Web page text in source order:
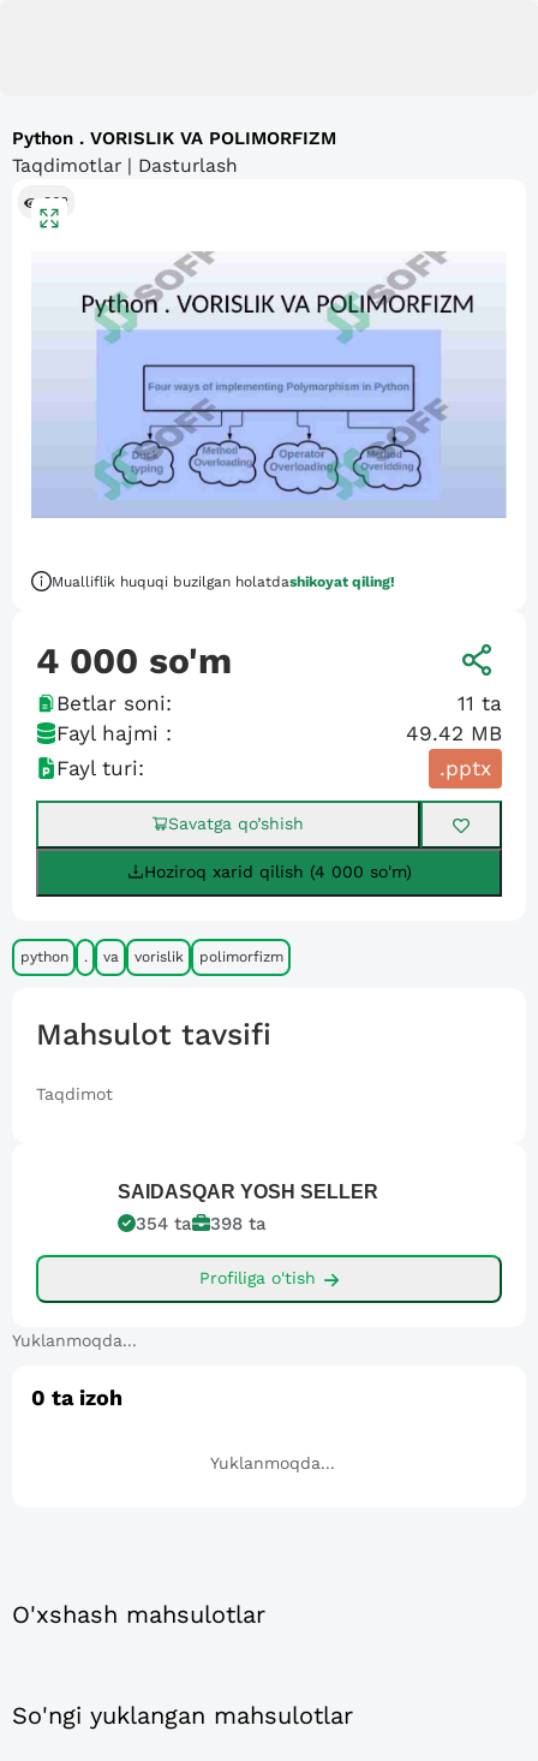
Python . VORISLIK VA POLIMORFIZM
Taqdimotlar | Dasturlash
363
Mualliflik huquqi buzilgan holatdashikoyat qiling!
4 000 so'm
Betlar soni: 11 ta
Fayl hajmi :
49.42 MB
Fayl turi:
.pptx
Savatga qo’shish
Hoziroq xarid qilish (4 000 so'm)
python . va vorislik polimorfizm
Mahsulot tavsifi
Taqdimot
SAIDASQAR YOSH SELLER
354 ta 398 ta
Profiliga o'tish
Yuklanmoqda...
0 ta izoh
Yuklanmoqda...
O'xshash mahsulotlar
So'ngi yuklangan mahsulotlar